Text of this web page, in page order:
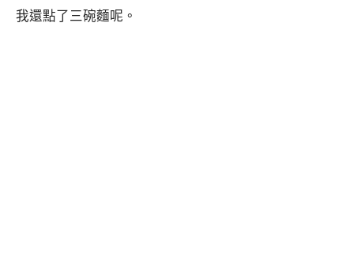
我還點了三碗麵呢。